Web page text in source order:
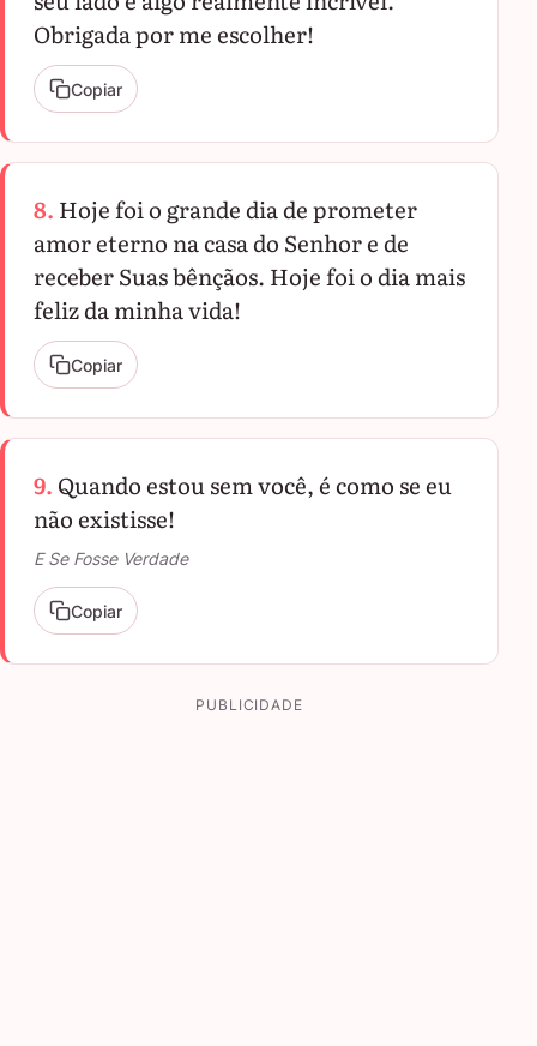
Obrigada por me escolher!
Copiar
8. Hoje foi o grande dia de prometer
amor eterno na casa do Senhor e de
receber Suas bênçãos. Hoje foi o dia mais
feliz da minha vida!
Copiar
9. Quando estou sem você, é como se eu
não existisse!
E Se Fosse Verdade
Copiar
PUBLICIDADE